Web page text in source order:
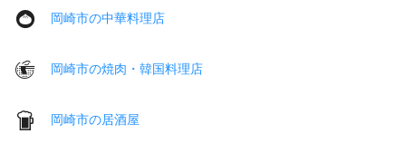
岡崎市の中華料理店
岡崎市の焼肉・韓国料理店
岡崎市の居酒屋